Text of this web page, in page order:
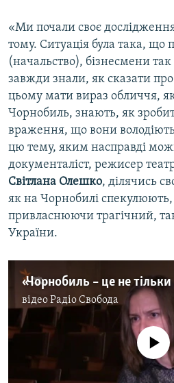
«Ми почали своє
тому. Ситуація була така, що
(начальство), бізнесмени
завжди знали, як сказати
цьому мати вираз обличчя,
Чорнобиль, знають, як
враження, що вони
цю тему, яким насправді
документаліст, режисер
Світлана Олешко, ділячись
як на Чорнобилі спекулюють,
привласнюючи трагічний,
України.
відеоРадіо Свобода
No media source